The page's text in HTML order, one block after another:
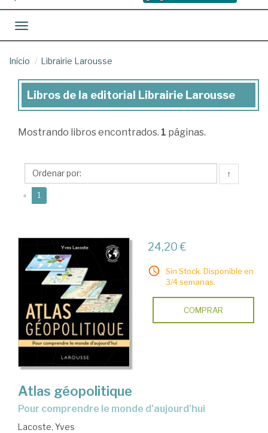
Toggle navigation
Inicio Librairie Larousse
Libros
la
Librairie
Larousse
Libros de la editorial Librairie Larousse
Mostrando libros encontrados. 1 páginas.
↑
« 1
24,20 €
Sin Stock. Disponible en
3/4 semanas.
COMPRAR
Atlas géopolitique
Pour comprendre le monde d'aujourd'hui
Lacoste, Yves